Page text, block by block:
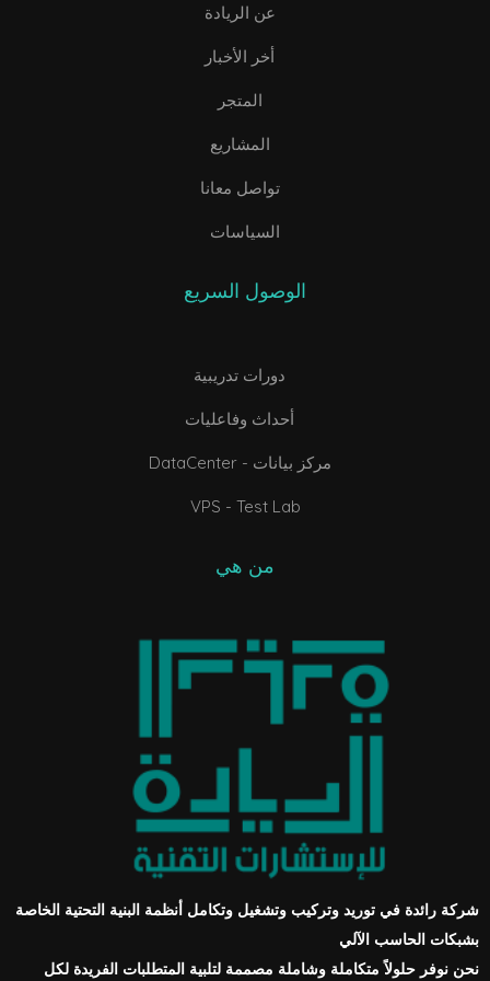
عن الريادة
أخر الأخبار
المتجر
المشاريع
تواصل معانا
السياسات
الوصول السريع
دورات تدريبية
أحداث وفاعليات
DataCenter - مركز بيانات
VPS - Test Lab
من هي
شركة رائدة في توريد وتركيب وتشغيل وتكامل أنظمة البنية التحتية الخاصة
بشبكات الحاسب الآلي
نحن نوفر حلولاً متكاملة وشاملة مصممة لتلبية المتطلبات الفريدة لكل